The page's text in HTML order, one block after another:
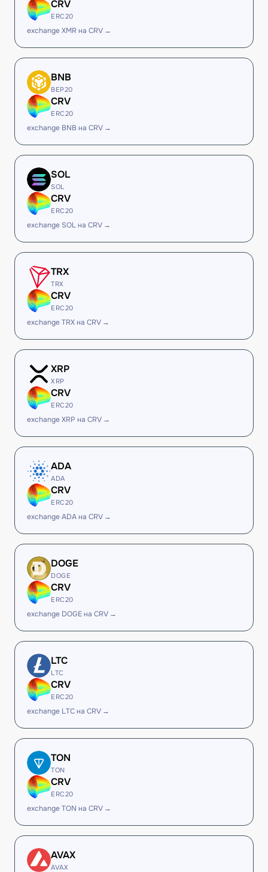
CRV
ERC20
exchange XMR на CRV →
BNB
BEP20
CRV
ERC20
exchange BNB на CRV →
SOL
SOL
CRV
ERC20
exchange SOL на CRV →
TRX
TRX
CRV
ERC20
exchange TRX на CRV →
XRP
XRP
CRV
ERC20
exchange XRP на CRV →
ADA
ADA
CRV
ERC20
exchange ADA на CRV →
DOGE
DOGE
CRV
ERC20
exchange DOGE на CRV →
LTC
LTC
CRV
ERC20
exchange LTC на CRV →
TON
TON
CRV
ERC20
exchange TON на CRV →
AVAX
AVAX